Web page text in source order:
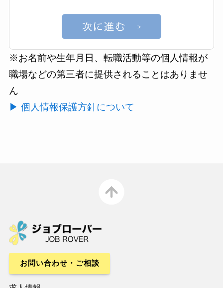
※お名前や生年月日、転職活動等の個人情報が
職場などの第三者に提供されることはありませ
ん
▶ 個人情報保護方針について
お問い合わせ・ご相談